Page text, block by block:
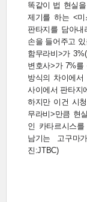
똑같이 법 현실
제기를 하는 <
판타지를 담아
손을 들어주고
함무라비>가
변호사>가 7%
방식의 차이에
사이에서 판타지
하지만 이건 시
무라비>만큼 현
인 카타르시스
남기는 고구마
진:JTBC)